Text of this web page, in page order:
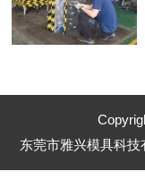
东莞市雅兴模具科